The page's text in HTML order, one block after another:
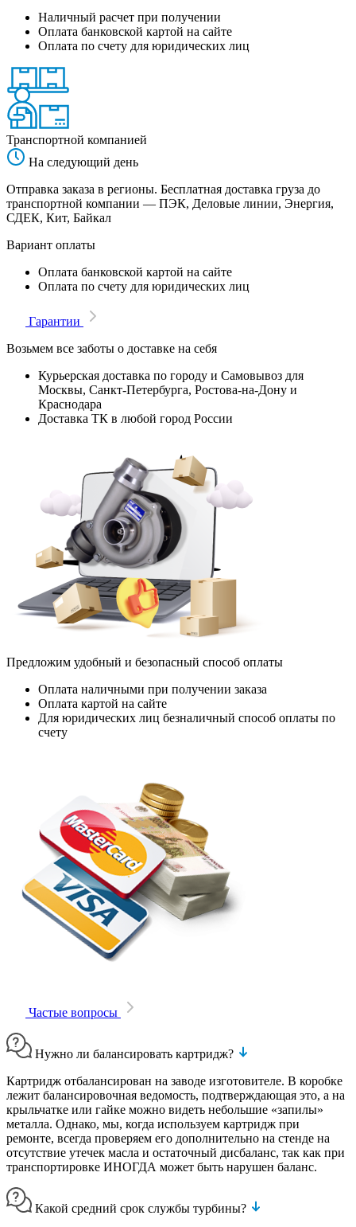
Наличный расчет при получении
Оплата банковской картой на сайте
Оплата по счету для юридических лиц
Транспортной компанией
На следующий день
Отправка заказа в регионы. Бесплатная доставка груза до
транспортной компании — ПЭК, Деловые линии, Энергия,
СДЕК, Кит, Байкал
Вариант оплаты
Оплата банковской картой на сайте
Оплата по счету для юридических лиц
Гарантии
Возьмем все заботы о доставке на себя
Курьерская доставка по городу и Самовывоз для
Москвы, Санкт-Петербурга, Ростова-на-Дону и
Краснодара
Доставка ТК в любой город России
Предложим удобный и безопасный способ оплаты
Оплата наличными при получении заказа
Оплата картой на сайте
Для юридических лиц безналичный способ оплаты по
счету
Частые вопросы
Нужно ли балансировать картридж?
Картридж отбалансирован на заводе изготовителе. В коробке
лежит балансировочная ведомость, подтверждающая это, а на
крыльчатке или гайке можно видеть небольшие «запилы»
металла. Однако, мы, когда используем картридж при
ремонте, всегда проверяем его дополнительно на стенде на
отсутствие утечек масла и остаточный дисбаланс, так как при
транспортировке ИНОГДА может быть нарушен баланс.
Какой средний срок службы турбины?